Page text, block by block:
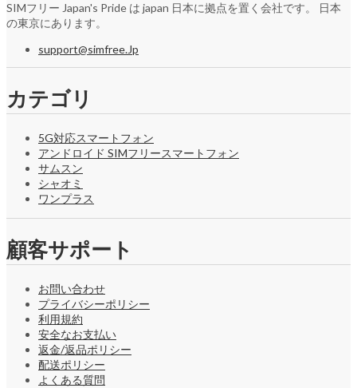
SIMフリー Japan's Pride は japan 日本に拠点を置く会社です。 日本
の東京にあります。
support@simfree.Jp
カテゴリ
5G対応スマートフォン
アンドロイド SIMフリースマートフォン
サムスン
シャオミ
ワンプラス
顧客サポート
お問い合わせ
プライバシーポリシー
利用規約
安全なお支払い
返金/返品ポリシー
配送ポリシー
よくある質問